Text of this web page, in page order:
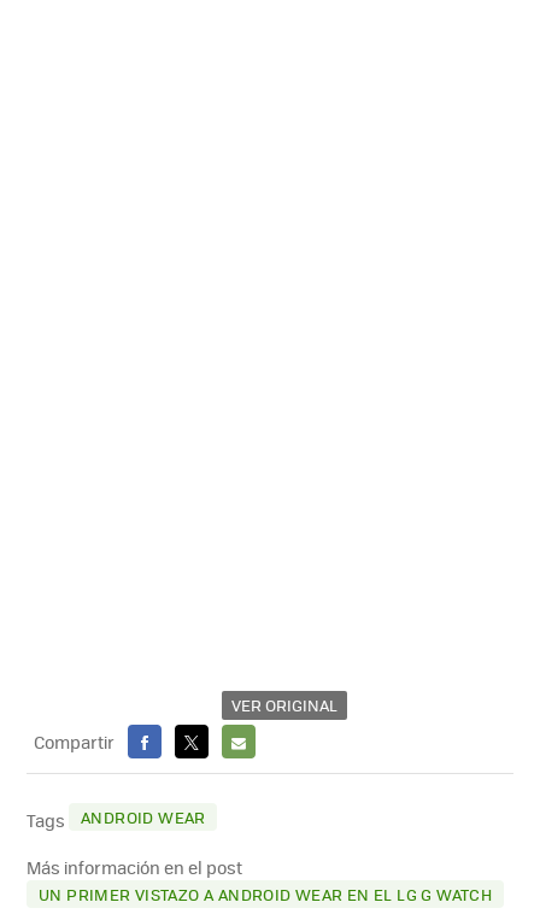
VER ORIGINAL
Compartir
FACEBOOK
X
E-
Tags ANDROID WEAR
Más información en el post
UN PRIMER VISTAZO A ANDROID WEAR EN EL LG G WATCH